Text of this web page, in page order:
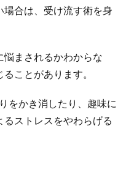
合は、受け流す術を身
悩まされるかわからな
ことがあります。
をかき消したり、趣味に
ストレスをやわらげる